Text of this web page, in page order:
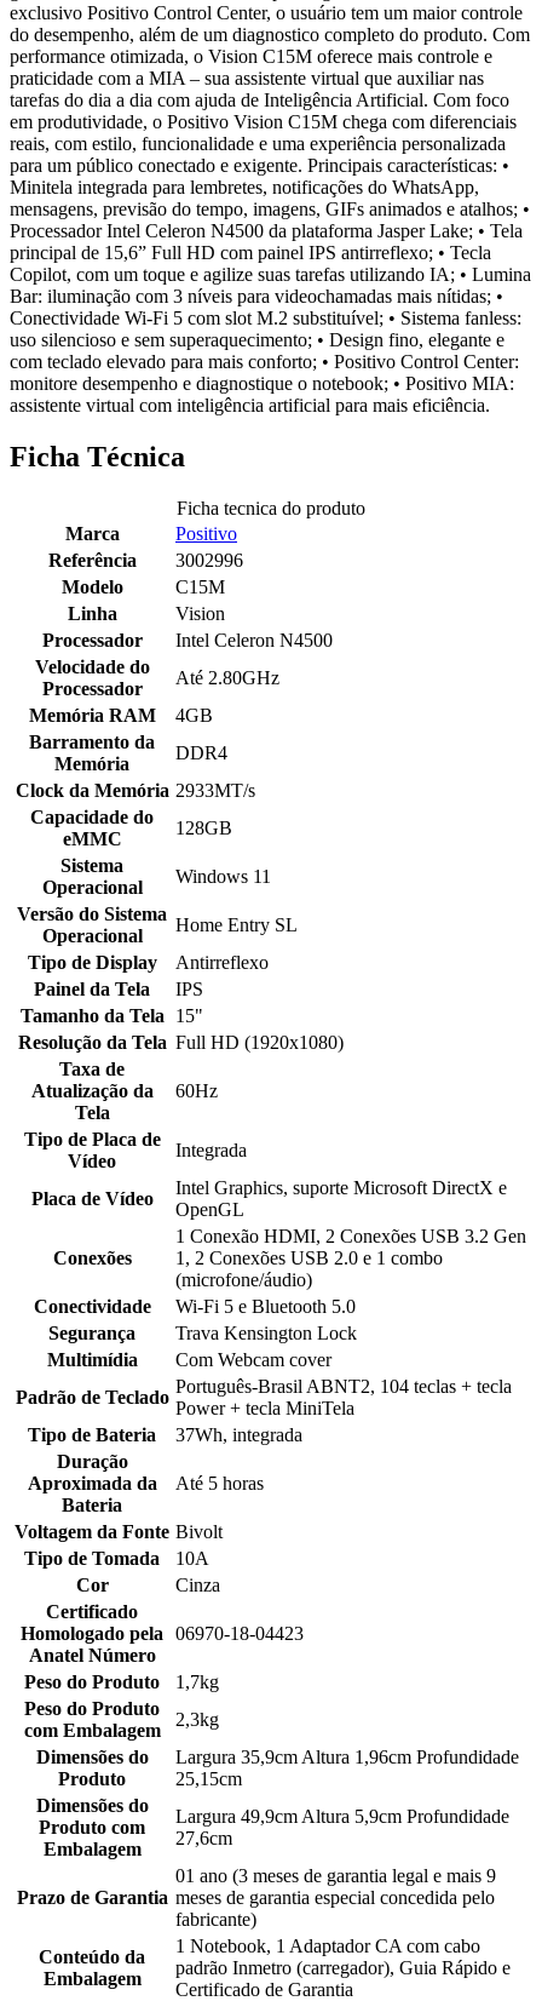
exclusivo Positivo Control Center, o usuário tem um maior controle
do desempenho, além de um diagnostico completo do produto. Com
performance otimizada, o Vision C15M oferece mais controle e
praticidade com a MIA – sua assistente virtual que auxiliar nas
tarefas do dia a dia com ajuda de Inteligência Artificial. Com foco
em produtividade, o Positivo Vision C15M chega com diferenciais
reais, com estilo, funcionalidade e uma experiência personalizada
para um público conectado e exigente. Principais características: •
Minitela integrada para lembretes, notificações do WhatsApp,
mensagens, previsão do tempo, imagens, GIFs animados e atalhos; •
Processador Intel Celeron N4500 da plataforma Jasper Lake; • Tela
principal de 15,6” Full HD com painel IPS antirreflexo; • Tecla
Copilot, com um toque e agilize suas tarefas utilizando IA; • Lumina
Bar: iluminação com 3 níveis para videochamadas mais nítidas; •
Conectividade Wi-Fi 5 com slot M.2 substituível; • Sistema fanless:
uso silencioso e sem superaquecimento; • Design fino, elegante e
com teclado elevado para mais conforto; • Positivo Control Center:
monitore desempenho e diagnostique o notebook; • Positivo MIA:
assistente virtual com inteligência artificial para mais eficiência.
Ficha Técnica
Ficha tecnica do produto
Marca
Positivo
Referência
3002996
Modelo
C15M
Linha
Vision
Processador
Intel Celeron N4500
Velocidade do
Processador
Até 2.80GHz
Memória RAM
4GB
Barramento da
Memória
DDR4
Clock da Memória 2933MT/s
Capacidade do
eMMC
128GB
Sistema
Operacional
Windows 11
Versão do Sistema
Operacional
Home Entry SL
Tipo de Display
Antirreflexo
Painel da Tela
IPS
Tamanho da Tela
15"
Resolução da Tela Full HD (1920x1080)
Taxa de
Atualização da
Tela
60Hz
Tipo de Placa de
Vídeo
Integrada
Placa de Vídeo
Intel Graphics, suporte Microsoft DirectX e
OpenGL
Conexões
1 Conexão HDMI, 2 Conexões USB 3.2 Gen
1, 2 Conexões USB 2.0 e 1 combo
(microfone/áudio)
Conectividade
Wi-Fi 5 e Bluetooth 5.0
Segurança
Trava Kensington Lock
Multimídia
Com Webcam cover
Padrão de Teclado
Português-Brasil ABNT2, 104 teclas + tecla
Power + tecla MiniTela
Tipo de Bateria
37Wh, integrada
Duração
Aproximada da
Bateria
Até 5 horas
Voltagem da Fonte Bivolt
Tipo de Tomada
10A
Cor
Cinza
Certificado
Homologado pela
Anatel Número
06970-18-04423
Peso do Produto
1,7kg
Peso do Produto
com Embalagem
2,3kg
Dimensões do
Produto
Largura 35,9cm Altura 1,96cm Profundidade
25,15cm
Dimensões do
Produto com
Embalagem
Largura 49,9cm Altura 5,9cm Profundidade
27,6cm
Prazo de Garantia
01 ano (3 meses de garantia legal e mais 9
meses de garantia especial concedida pelo
fabricante)
Conteúdo da
Embalagem
1 Notebook, 1 Adaptador CA com cabo
padrão Inmetro (carregador), Guia Rápido e
Certificado de Garantia